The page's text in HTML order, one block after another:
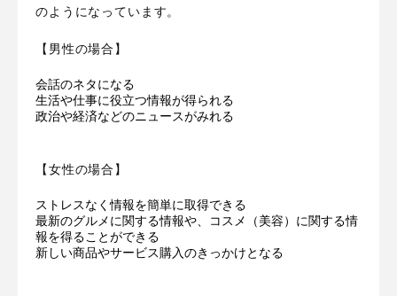
のようになっています。
【男性の場合】
会話のネタになる
生活や仕事に役立つ情報が得られる
政治や経済などのニュースがみれる
【女性の場合】
ストレスなく情報を簡単に取得できる
最新のグルメに関する情報や、コスメ（美容）に関する情
報を得ることができる
新しい商品やサービス購入のきっかけとなる